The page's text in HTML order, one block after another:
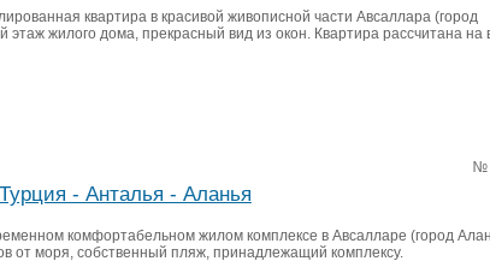
квартира в красивой живописной части Авсаллара (город
этаж жилого дома, прекрасный вид из окон. Квартира рассчитана на
№
- Анталья - Аланья
комфортабельном жилом комплексе в Авсалларе (город
от моря, собственный пляж, принадлежащий комплексу.